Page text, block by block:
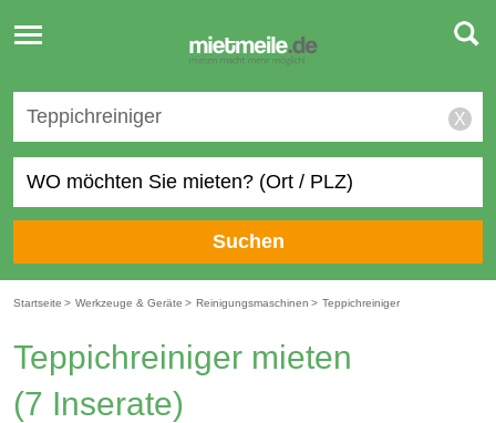
Toggle
navigation
X
Suchen
Startseite > Werkzeuge & Geräte > Reinigungsmaschinen > Teppichreiniger
Teppichreiniger mieten
(7 Inserate)